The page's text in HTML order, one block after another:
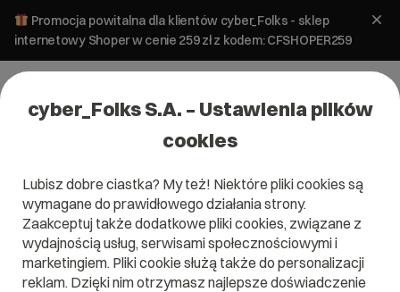
Promocja powitalna dla klientów cyber_Folks - sklep
internetowy Shoper w cenie 259 zł z kodem: CFSHOPER259
Domena .business
Dobra domena to Twój biznes
cyber_Folks S.A. – Ustawienia plików
cookies
Lubisz dobre ciastka? My też! Niektóre pliki cookies są
wymagane do prawidłowego działania strony.
Zaakceptuj także dodatkowe pliki cookies, związane z
wydajnością usług, serwisami społecznościowymi i
marketingiem. Pliki cookie służą także do personalizacji
reklam. Dzięki nim otrzymasz najlepsze doświadczenie